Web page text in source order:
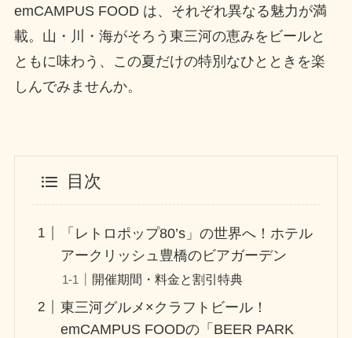
emCAMPUS FOOD は、それぞれ異なる魅力が満
載。山・川・海がそろう東三河の恵みをビールと
ともに味わう、この夏だけの特別なひとときを楽
しんでみませんか。
目次
「レトロポップ80’s」の世界へ！ホテル
アークリッシュ豊橋のビアガーデン
開催期間・料金と割引特典
東三河グルメ×クラフトビール！
emCAMPUS FOODの「BEER PARK